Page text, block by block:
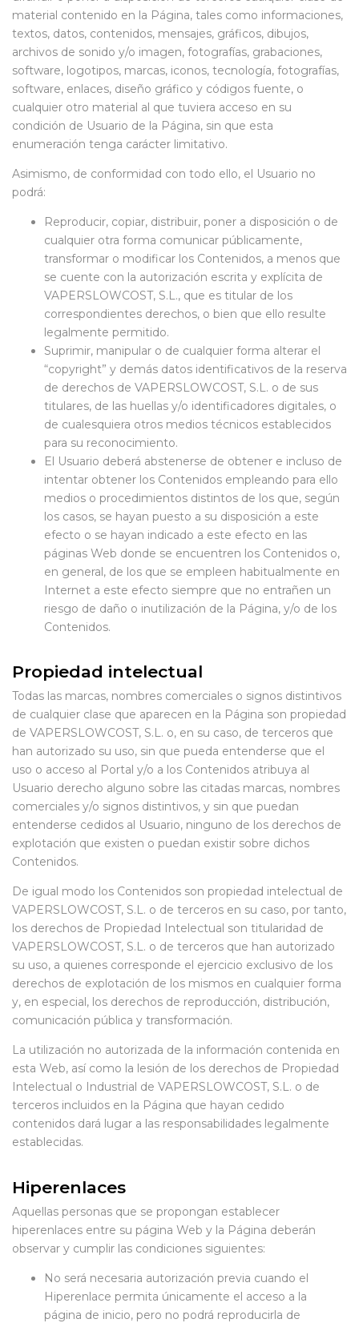
material contenido en la Página, tales como informaciones,
textos, datos, contenidos, mensajes, gráficos, dibujos,
archivos de sonido y/o imagen, fotografías, grabaciones,
software, logotipos, marcas, iconos, tecnología, fotografías,
software, enlaces, diseño gráfico y códigos fuente, o
cualquier otro material al que tuviera acceso en su
condición de Usuario de la Página, sin que esta
enumeración tenga carácter limitativo.
Asimismo, de conformidad con todo ello, el Usuario no
podrá:
Reproducir, copiar, distribuir, poner a disposición o de
cualquier otra forma comunicar públicamente,
transformar o modificar los Contenidos, a menos que
se cuente con la autorización escrita y explícita de
VAPERSLOWCOST, S.L., que es titular de los
correspondientes derechos, o bien que ello resulte
legalmente permitido.
Suprimir, manipular o de cualquier forma alterar el
“copyright” y demás datos identificativos de la reserva
de derechos de VAPERSLOWCOST, S.L. o de sus
titulares, de las huellas y/o identificadores digitales, o
de cualesquiera otros medios técnicos establecidos
para su reconocimiento.
El Usuario deberá abstenerse de obtener e incluso de
intentar obtener los Contenidos empleando para ello
medios o procedimientos distintos de los que, según
los casos, se hayan puesto a su disposición a este
efecto o se hayan indicado a este efecto en las
páginas Web donde se encuentren los Contenidos o,
en general, de los que se empleen habitualmente en
Internet a este efecto siempre que no entrañen un
riesgo de daño o inutilización de la Página, y/o de los
Contenidos.
Propiedad intelectual
Todas las marcas, nombres comerciales o signos distintivos
de cualquier clase que aparecen en la Página son propiedad
de VAPERSLOWCOST, S.L. o, en su caso, de terceros que
han autorizado su uso, sin que pueda entenderse que el
uso o acceso al Portal y/o a los Contenidos atribuya al
Usuario derecho alguno sobre las citadas marcas, nombres
comerciales y/o signos distintivos, y sin que puedan
entenderse cedidos al Usuario, ninguno de los derechos de
explotación que existen o puedan existir sobre dichos
Contenidos.
De igual modo los Contenidos son propiedad intelectual de
VAPERSLOWCOST, S.L. o de terceros en su caso, por tanto,
los derechos de Propiedad Intelectual son titularidad de
VAPERSLOWCOST, S.L. o de terceros que han autorizado
su uso, a quienes corresponde el ejercicio exclusivo de los
derechos de explotación de los mismos en cualquier forma
y, en especial, los derechos de reproducción, distribución,
comunicación pública y transformación.
La utilización no autorizada de la información contenida en
esta Web, así como la lesión de los derechos de Propiedad
Intelectual o Industrial de VAPERSLOWCOST, S.L. o de
terceros incluidos en la Página que hayan cedido
contenidos dará lugar a las responsabilidades legalmente
establecidas.
Hiperenlaces
Aquellas personas que se propongan establecer
hiperenlaces entre su página Web y la Página deberán
observar y cumplir las condiciones siguientes:
No será necesaria autorización previa cuando el
Hiperenlace permita únicamente el acceso a la
página de inicio, pero no podrá reproducirla de